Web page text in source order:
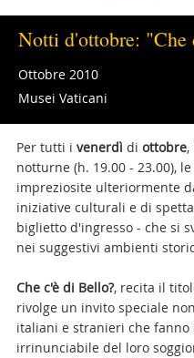
Notti d'ottobre:
Ottobre 2010
Musei Vaticani
Per tutti i venerdì di ottobre,
notturne (h. 19.00 - 23.00),
impreziosite ulteriormente
iniziative culturali e di
biglietto d'ingresso - che si
nei suggestivi ambienti
Che c'è di Bello?, recita il
rivolge un invito speciale
italiani e stranieri che
irrinunciabile del loro